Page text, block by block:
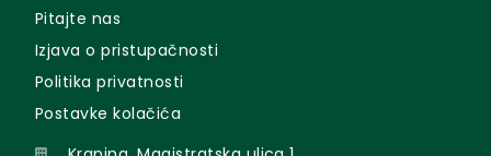
Pitajte nas
Izjava o pristupačnosti
Politika privatnosti
Postavke kolačića